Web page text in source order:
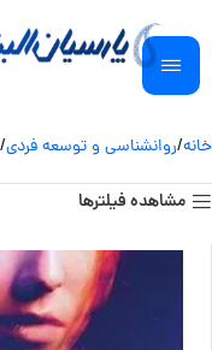
خانه روانشناسی و توسعه فردی
مشاهده فیلترها